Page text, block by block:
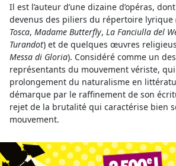
Il est l’auteur d’une dizaine d’opéras,
devenus des piliers du répertoire lyrique
Tosca, Madame Butterfly, La Fanciulla del
Turandot) et de quelques œuvres
Messa di Gloria). Considéré comme un
représentants du mouvement vériste,
prolongement du naturalisme en
démarque par le raffinement de son
rejet de la brutalité qui caractérise bien
mouvement.